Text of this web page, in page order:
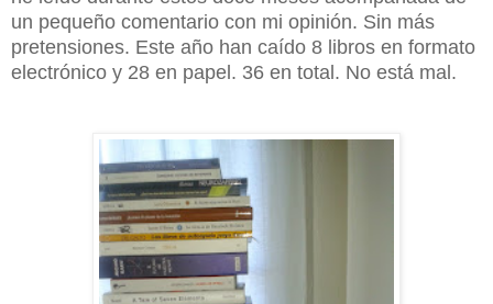
un pequeño comentario con mi opinión. Sin más
pretensiones. Este año han caído 8 libros en formato
electrónico y 28 en papel. 36 en total. No está mal.